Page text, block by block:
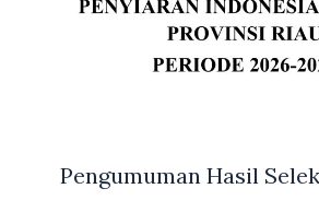
Pengumuman Hasil